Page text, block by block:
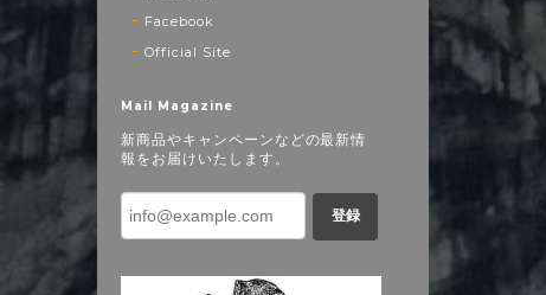
Facebook
Official Site
Mail Magazine
新商品やキャンペーンなどの最新情
報をお届けいたします。
登録